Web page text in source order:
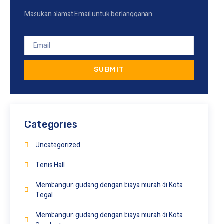
Masukan alamat Email untuk berlangganan
SUBMIT
Categories
Uncategorized
Tenis Hall
Membangun gudang dengan biaya murah di Kota
Tegal
Membangun gudang dengan biaya murah di Kota